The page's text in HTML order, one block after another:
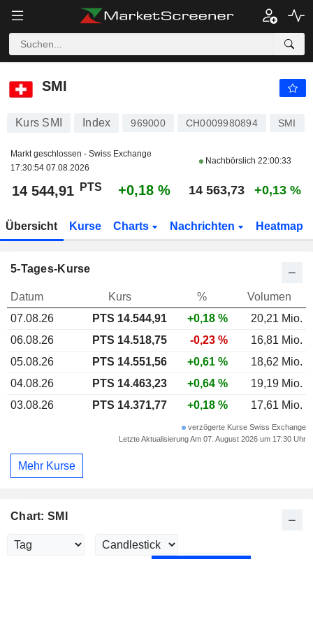
SMI
SMI
Kurs SMI Index 969000 CH0009980894 SMI
Markt geschlossen - Swiss Exchange
17:30:54 07.08.2026
Nachbörslich 22:00:33
14 544,91 PTS +0,18 % 14 563,73 +0,13 %
Übersicht Kurse Charts Nachrichten Heatmap
Chart: SMI
5-Tages-Kurse
Datum Kurs %
Volumen
07.08.26
PTS 14.544,91 +0,18 %
20,21 Mio.
06.08.26
PTS 14.518,75 -0,23 %
16,81 Mio.
05.08.26
PTS 14.551,56 +0,61 %
18,62 Mio.
04.08.26
PTS 14.463,23 +0,64 %
19,19 Mio.
03.08.26
PTS 14.371,77 +0,18 % 17,61 Mio.
verzögerte Kurse Swiss Exchange
Letzte Aktualisierung Am 07. August 2026 um 17:30 Uhr
Mehr Kurse